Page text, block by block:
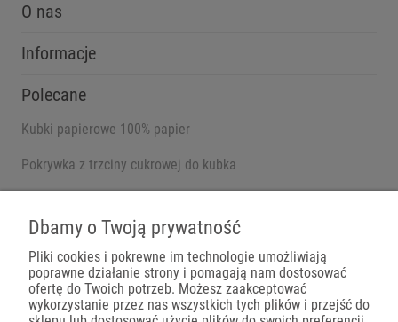
O nas
Informacje
Polecane
Kubki papierowe 100% papier
Pokrywka z trzciny cukrowej do kubka
Płatności
Dbamy o Twoją prywatność
Pliki cookies i pokrewne im technologie umożliwiają
poprawne działanie strony i pomagają nam dostosować
ofertę do Twoich potrzeb. Możesz zaakceptować
wykorzystanie przez nas wszystkich tych plików i przejść do